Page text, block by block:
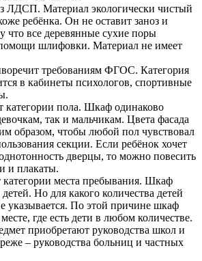
ЛДСП. Материал экологически чистый
ребёнка. Он не оставит заноз и
что все деревянные сухие поры
шлифовки. Материал не имеет
требованиям ФГОС. Категория
в кабинеты психологов, спортивные
пола. Шкаф одинаково
так и мальчикам. Цвета фасада
образом, чтобы любой пол чувствовал
секции. Если ребёнок хочет
дверцы, то можно повесить
и плакаты.
места пребывания. Шкаф
Но для какого количества детей
указывается. По этой причине шкаф
где есть дети в любом количестве.
приобретают руководства школ и
– руководства больниц и частных